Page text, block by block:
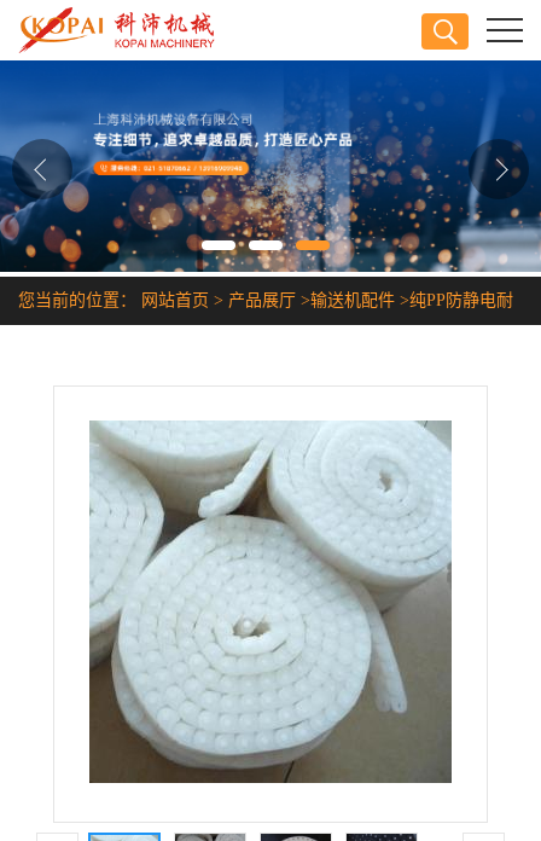
公司介绍
公司动态
产品展厅
证书荣誉
您当前的位置： 网站首页 > 产品展厅 >输送机配件 >纯PP防静电耐